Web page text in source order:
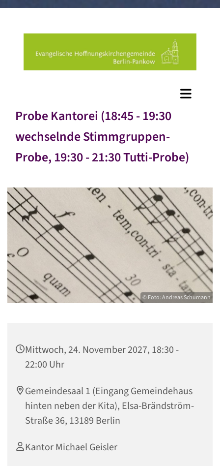
Probe Kantorei (18:45 - 19:30
wechselnde Stimmgruppen-
Probe, 19:30 - 21:30 Tutti-Probe)
© Foto: Andreas Schumann
Mittwoch, 24. November 2027, 18:30 -
22:00 Uhr
Gemeindesaal 1 (Eingang Gemeindehaus
hinten neben der Kita), Elsa-Brändström-
Straße 36, 13189 Berlin
Kantor Michael Geisler